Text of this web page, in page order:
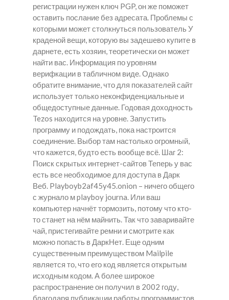
регистрации нужен ключ PGP, он же поможет
оставить послание без адресата. Проблемы с
которыми может столкнуться пользователь У
краденой вещи, которую вы задешево купите в
дарнете, есть хозяин, теоретически он может
найти вас. Информация по уровням
верифкации в табличном виде. Однако
обратите внимание, что для показателей сайт
использует только неконфиденциальные и
общедоступные данные. Годовая доходность
Tezos находится на уровне. Запустить
программу и подождать, пока настроится
соединение. Выбор там настолько огромный,
что кажется, будто есть вообще всё. Шаг 2:
Поиск скрытых интернет-сайтов Теперь у вас
есть все необходимое для доступа в Дарк
Веб. Playboyb2af45y45.onion – ничего общего
с журнало м playboy journa. Или ваш
компьютер начнёт тормозить, потому что кто-
то станет на нём майнить. Так что заваривайте
чай, пристегивайте ремни и смотрите как
можно попасть в ДаркНет. Еще одним
существенным преимуществом Mailpile
является то, что его код является открытым
исходным кодом. А более широкое
распространение он получил в 2002 году,
благодаря публикации работы программистов